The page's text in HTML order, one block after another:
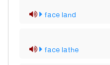
face land
face lathe